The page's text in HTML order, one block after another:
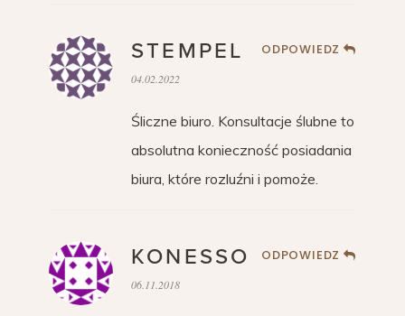
STEMPEL ODPOWIEDZ
04.02.2022
Śliczne biuro. Konsultacje ślubne to
absolutna konieczność posiadania
biura, które rozluźni i pomoże.
KONESSO ODPOWIEDZ
06.11.2018